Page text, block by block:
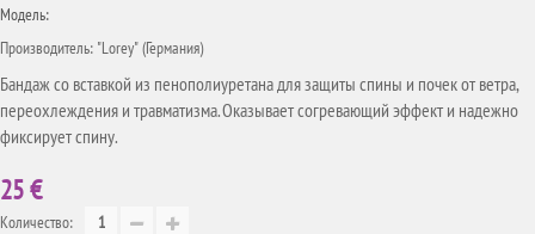
Модель:
Производитель: "Lorey" (Германия)
Бандаж со вставкой из пенополиуретана для защиты спины и почек от ветра,
переохлеждения и травматизма. Оказывает согревающий эффект и надежно
фиксирует спину.
25 €
Количество: